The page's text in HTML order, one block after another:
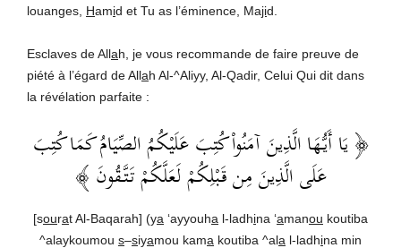
louanges, Hamid et Tu as l’éminence, Majid.
Esclaves de Allah, je vous recommande de faire preuve de
piété à l’égard de Allah Al-^Aliyy, Al-Qadir, Celui Qui dit dans
la révélation parfaite :
﴿ يَا أَيُّهَا الَّذِينَ آمَنُواْ كُتِبَ عَلَيْكُمُ الصِّيَامُ كَمَا كُتِبَ
عَلَى الَّذِينَ مِن قَبْلِكُمْ لَعَلَّكُمْ تَتَّقُونَ ﴾
[sourat Al-Baqarah] (ya ‘ayyouha l-ladhina ‘amanou koutiba
^alaykoumou s–siyamou kama koutiba ^ala l-ladhina min